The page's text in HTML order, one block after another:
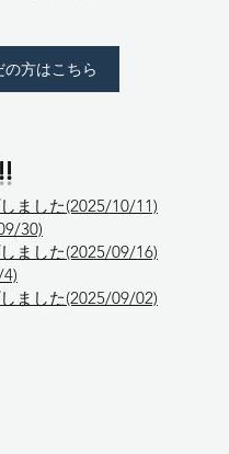
方はこちら
ました(2025/10/11)
30)
ました(2025/09/16)
ました(2025/09/02)